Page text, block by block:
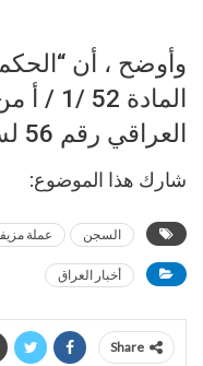
وأوضح ، أن
العراقي رقم 56 لسنة 2004”.
شارك هذا الموضوع:
السجن عملة
أخبار العراق
Share